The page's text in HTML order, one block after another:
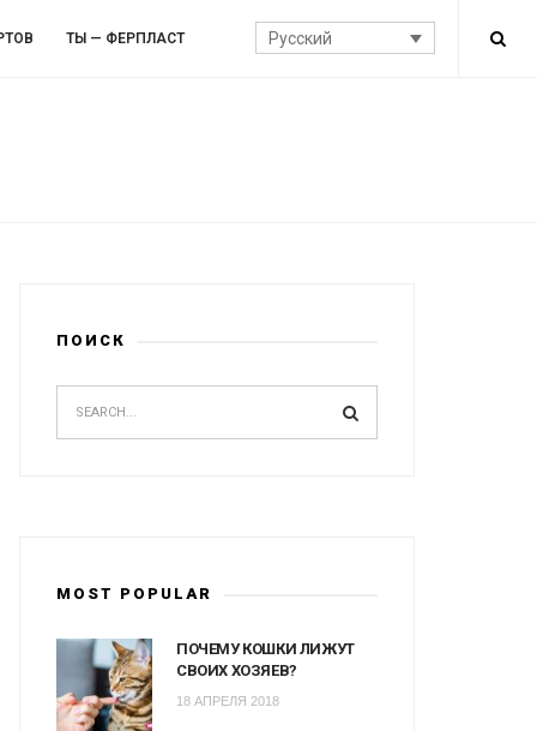
Русский
ТЫ — ФЕРПЛАСТ
ПОИСК
MOST POPULAR
ПОЧЕМУ КОШКИ ЛИЖУТ
СВОИХ ХОЗЯЕВ?
18 АПРЕЛЯ 2018